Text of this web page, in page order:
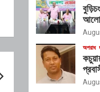
নতুন
অপরাধ
অডিও